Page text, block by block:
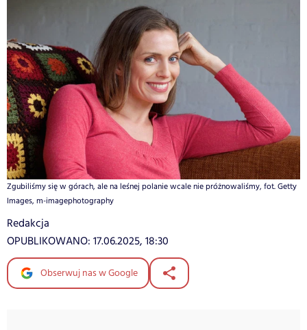
Zgubiliśmy się w górach, ale na leśnej polanie wcale nie próżnowaliśmy, fot. Getty
Images, m-imagephotography
Redakcja
OPUBLIKOWANO: 17.06.2025, 18:30
Obserwuj nas w Google